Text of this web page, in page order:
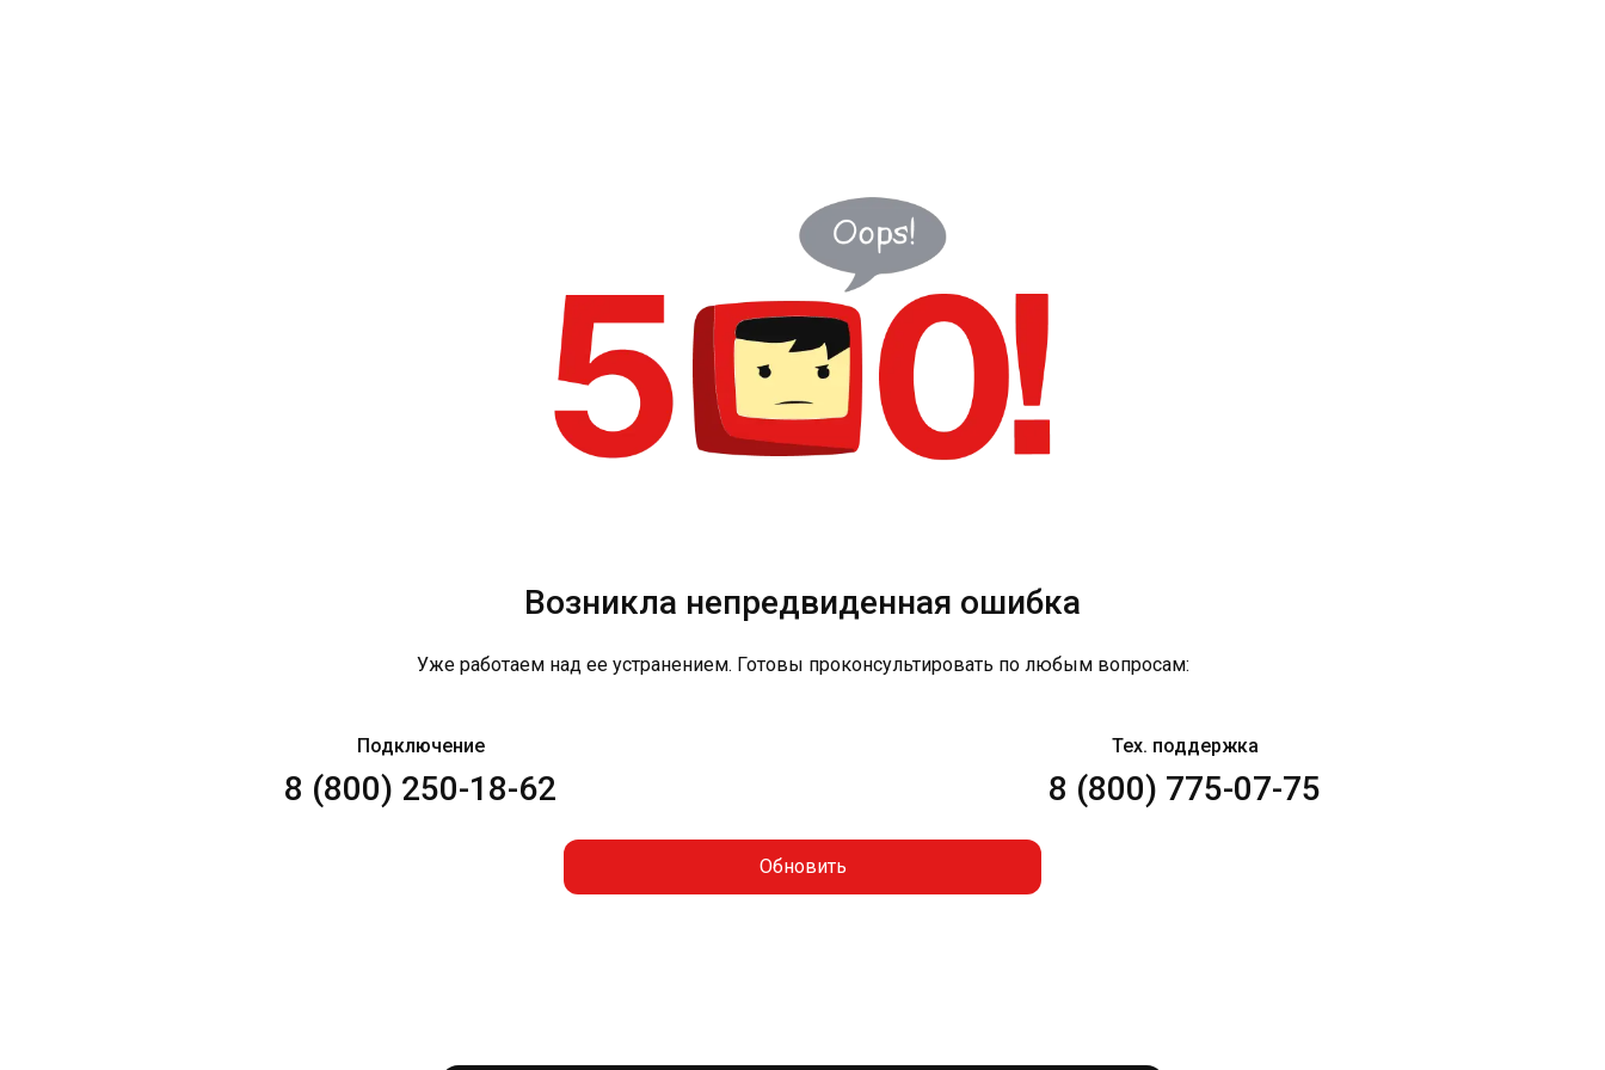
Возникла непредвиденная ошибка
Уже работаем над ее устранением. Готовы проконсультировать по любым вопросам:
Подключение
8 (800) 250-18-62
Тех. поддержка
8 (800) 775-07-75
Обновить